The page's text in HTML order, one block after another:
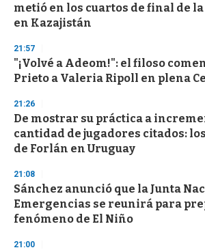
metió en los cuartos de final de
en Kazajistán
21:57
"¡Volvé a Adeom!": el filoso
Prieto a Valeria Ripoll en plena
21:26
De mostrar su práctica a
cantidad de jugadores citados:
de Forlán en Uruguay
21:08
Sánchez anunció que la Junta
Emergencias se reunirá para
fenómeno de El Niño
21:00